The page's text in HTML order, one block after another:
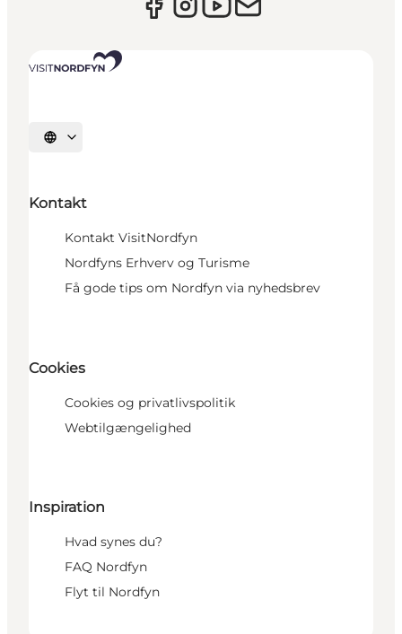
Vælg sprog
Kontakt
Kontakt VisitNordfyn
Nordfyns Erhverv og Turisme
Få gode tips om Nordfyn via nyhedsbrev
Cookies
Cookies og privatlivspolitik
Webtilgængelighed
Inspiration
Hvad synes du?
FAQ Nordfyn
Flyt til Nordfyn